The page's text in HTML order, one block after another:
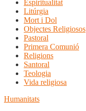
Espiritualitat
Litúrgia
Mort i Dol
Objectes Religiosos
Pastoral
Primera Comunió
Religions
Santoral
Teologia
Vida religiosa
Humanitats